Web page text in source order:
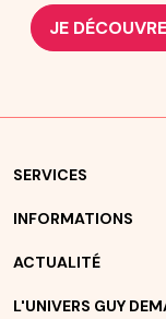
JE DÉCOUVRE
SERVICES
INFORMATIONS
ACTUALITÉ
L'UNIVERS GUY